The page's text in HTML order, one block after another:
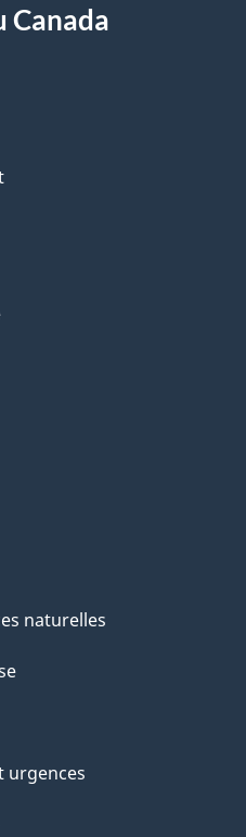
Canada
naturelles
urgences